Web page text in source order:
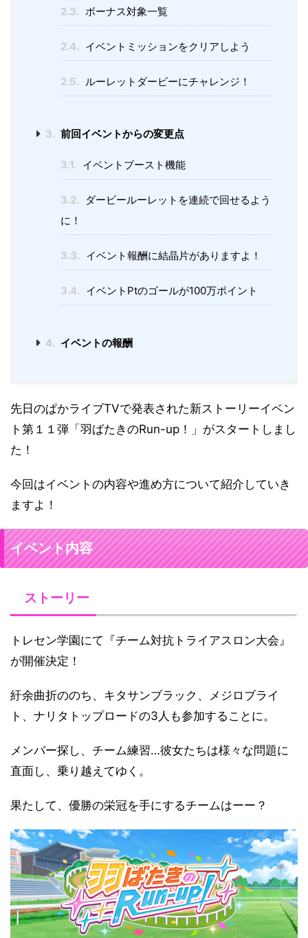
2.3. ボーナス対象一覧
2.4. イベントミッションをクリアしよう
2.5. ルーレットダービーにチャレンジ！
3. 前回イベントからの変更点
3.1. イベントブースト機能
3.2.
ダービールーレットを連続で回せるよう
に！
3.3. イベント報酬に結晶片がありますよ！
3.4. イベントPtのゴールが100万ポイント
4. イベントの報酬
先日のぱかライブTVで発表された新ストーリーイベン
ト第１１弾「羽ばたきのRun-up！」がスタートしまし
た！
今回はイベントの内容や進め方について紹介していき
ますよ！
イベント内容
ストーリー
トレセン学園にて『チーム対抗トライアスロン大会』
が開催決定！
紆余曲折ののち、キタサンブラック、メジロブライ
ト、ナリタトップロードの3人も参加することに。
メンバー探し、チーム練習…彼女たちは様々な問題に
直面し、乗り越えてゆく。
果たして、優勝の栄冠を手にするチームはーー？